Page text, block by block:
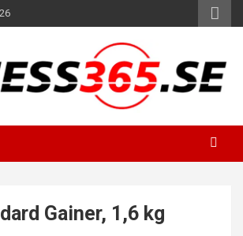
Gainer, 1,6 kg